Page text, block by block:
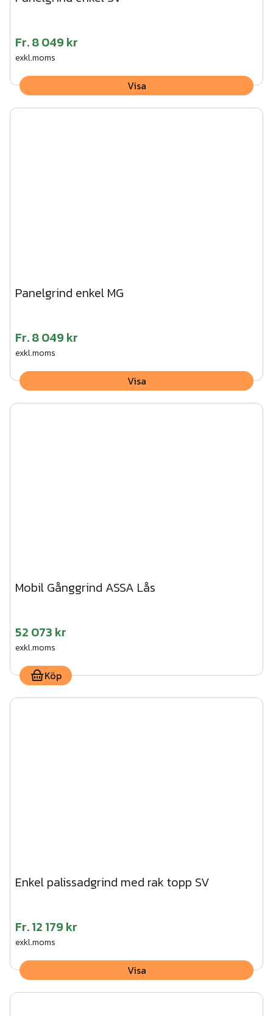
Fr.8 049 kr
exkl.moms
Visa
Panelgrind enkel MG
Fr.8 049 kr
exkl.moms
Visa
Mobil Gånggrind ASSA Lås
52 073 kr
exkl.moms
Köp
Enkel palissadgrind med rak topp SV
Fr.12 179 kr
exkl.moms
Visa